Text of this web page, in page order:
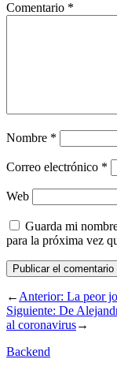
Comentario *
Nombre *
Correo electrónico *
Web
Guarda mi
para la próxima vez
←Anterior: La peor
Siguiente: De
al coronavirus→
Backend